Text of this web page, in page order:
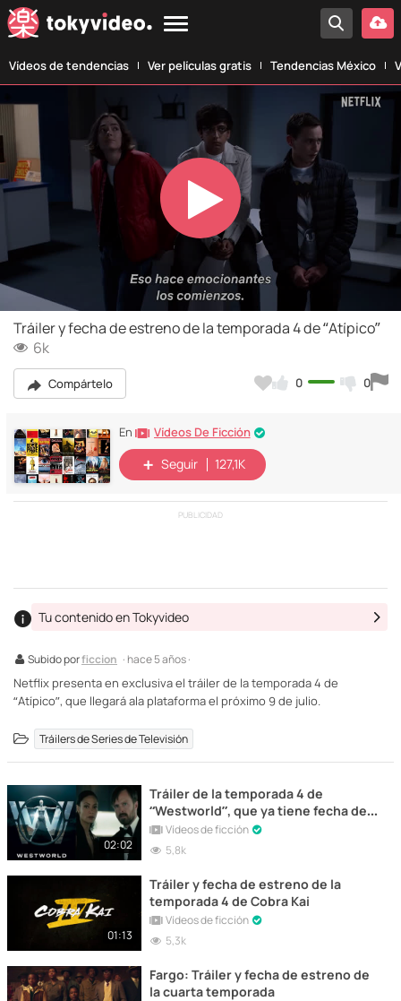
Vídeos de tendencias Ver películas gratis Tendencias México
Play
Video
Tráiler y fecha de estreno de la temporada 4 de “Atípico”
6k
Compártelo 0 0
En Vídeos De Ficción
Seguir 127,1K
PUBLICIDAD
Subido porficcion · hace 5 años ·
Tu contenido en Tokyvideo
Netflix presenta en exclusiva el tráiler de la temporada 4 de
“Atípico”, que llegará ala plataforma el próximo 9 de julio.
Tráilers de Series de Televisión
02:02
Tráiler de la temporada 4 de
“Westworld”, que ya tiene fecha de
estreno
Vídeos de ficción
5,8k
01:13
Tráiler y fecha de estreno de la
temporada 4 de Cobra Kai
Vídeos de ficción
5,3k
Fargo: Tráiler y fecha de estreno de
la cuarta temporada